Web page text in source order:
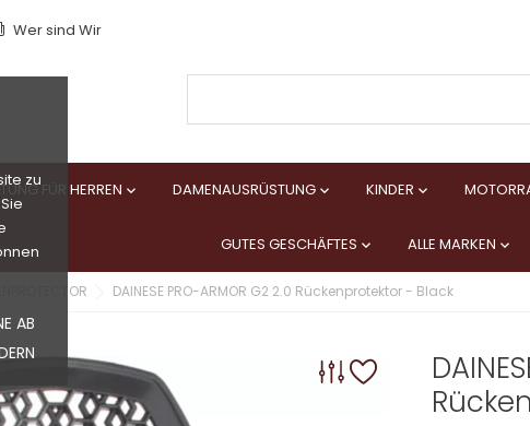
zu
AB
Wer sind Wir
FÜR HERREN  DAMENAUSRÜSTUNG KINDER 
GUTES GESCHÄFTES  ALLE MARKEN 
DAINESE PRO-ARMOR G2 2.0 Rückenprotektor - Black